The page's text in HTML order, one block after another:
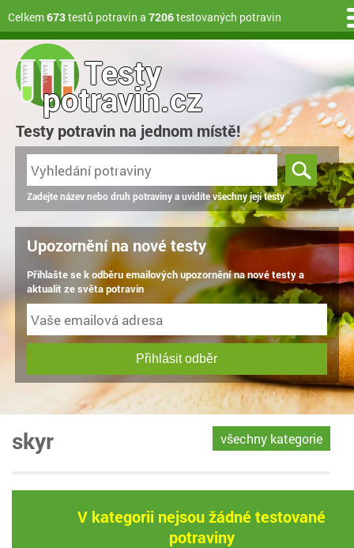
Celkem673testů potravin a 7206testovaných potravin
Testy
potravin.cz
Testy potravin na jednom místě!
Zadejte název nebo druh potraviny a uvidíte všechny její testy
Upozornění na nové testy
Přihlašte se k odběru emailových upozornění na nové testy a
aktualit ze světa potravin
Přihlásit odběr
všechny kategorie
skyr
V kategorii nejsou žádné testované
potraviny